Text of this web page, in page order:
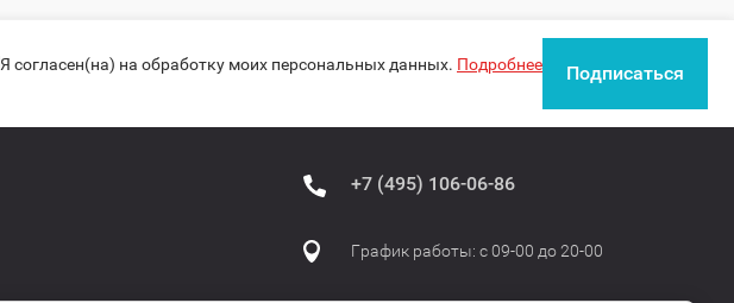
Я согласен(на) на обработку моих персональных данных. Подробнее Подписаться
+7 (495) 106-06-86
График работы: с 09-00 до 20-00